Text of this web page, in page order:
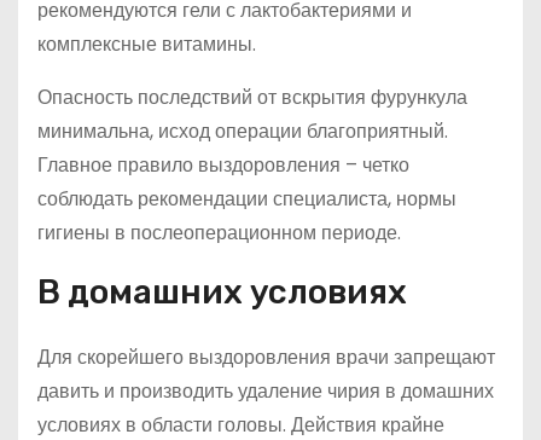
рекомендуются гели с лактобактериями и
комплексные витамины.
Опасность последствий от вскрытия фурункула
минимальна, исход операции благоприятный.
Главное правило выздоровления – четко
соблюдать рекомендации специалиста, нормы
гигиены в послеоперационном периоде.
В домашних условиях
Для скорейшего выздоровления врачи запрещают
давить и производить удаление чирия в домашних
условиях в области головы. Действия крайне